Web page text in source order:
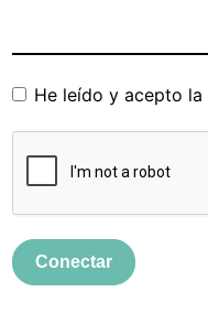
He leído y acepto la
Conectar